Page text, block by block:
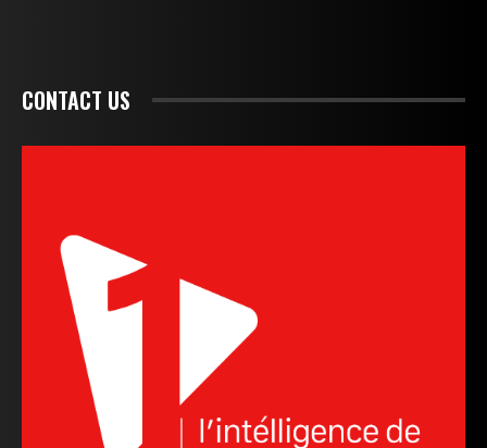
CONTACT US